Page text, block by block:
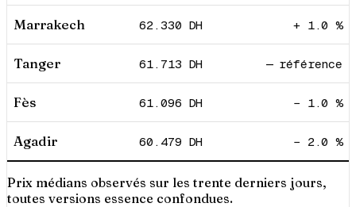
Marrakech 62.330 DH + 1.0 %
Tanger 61.713 DH — référence
Fès 61.096 DH − 1.0 %
Agadir 60.479 DH − 2.0 %
Prix médians observés sur les trente derniers jours,
toutes versions essence confondues.